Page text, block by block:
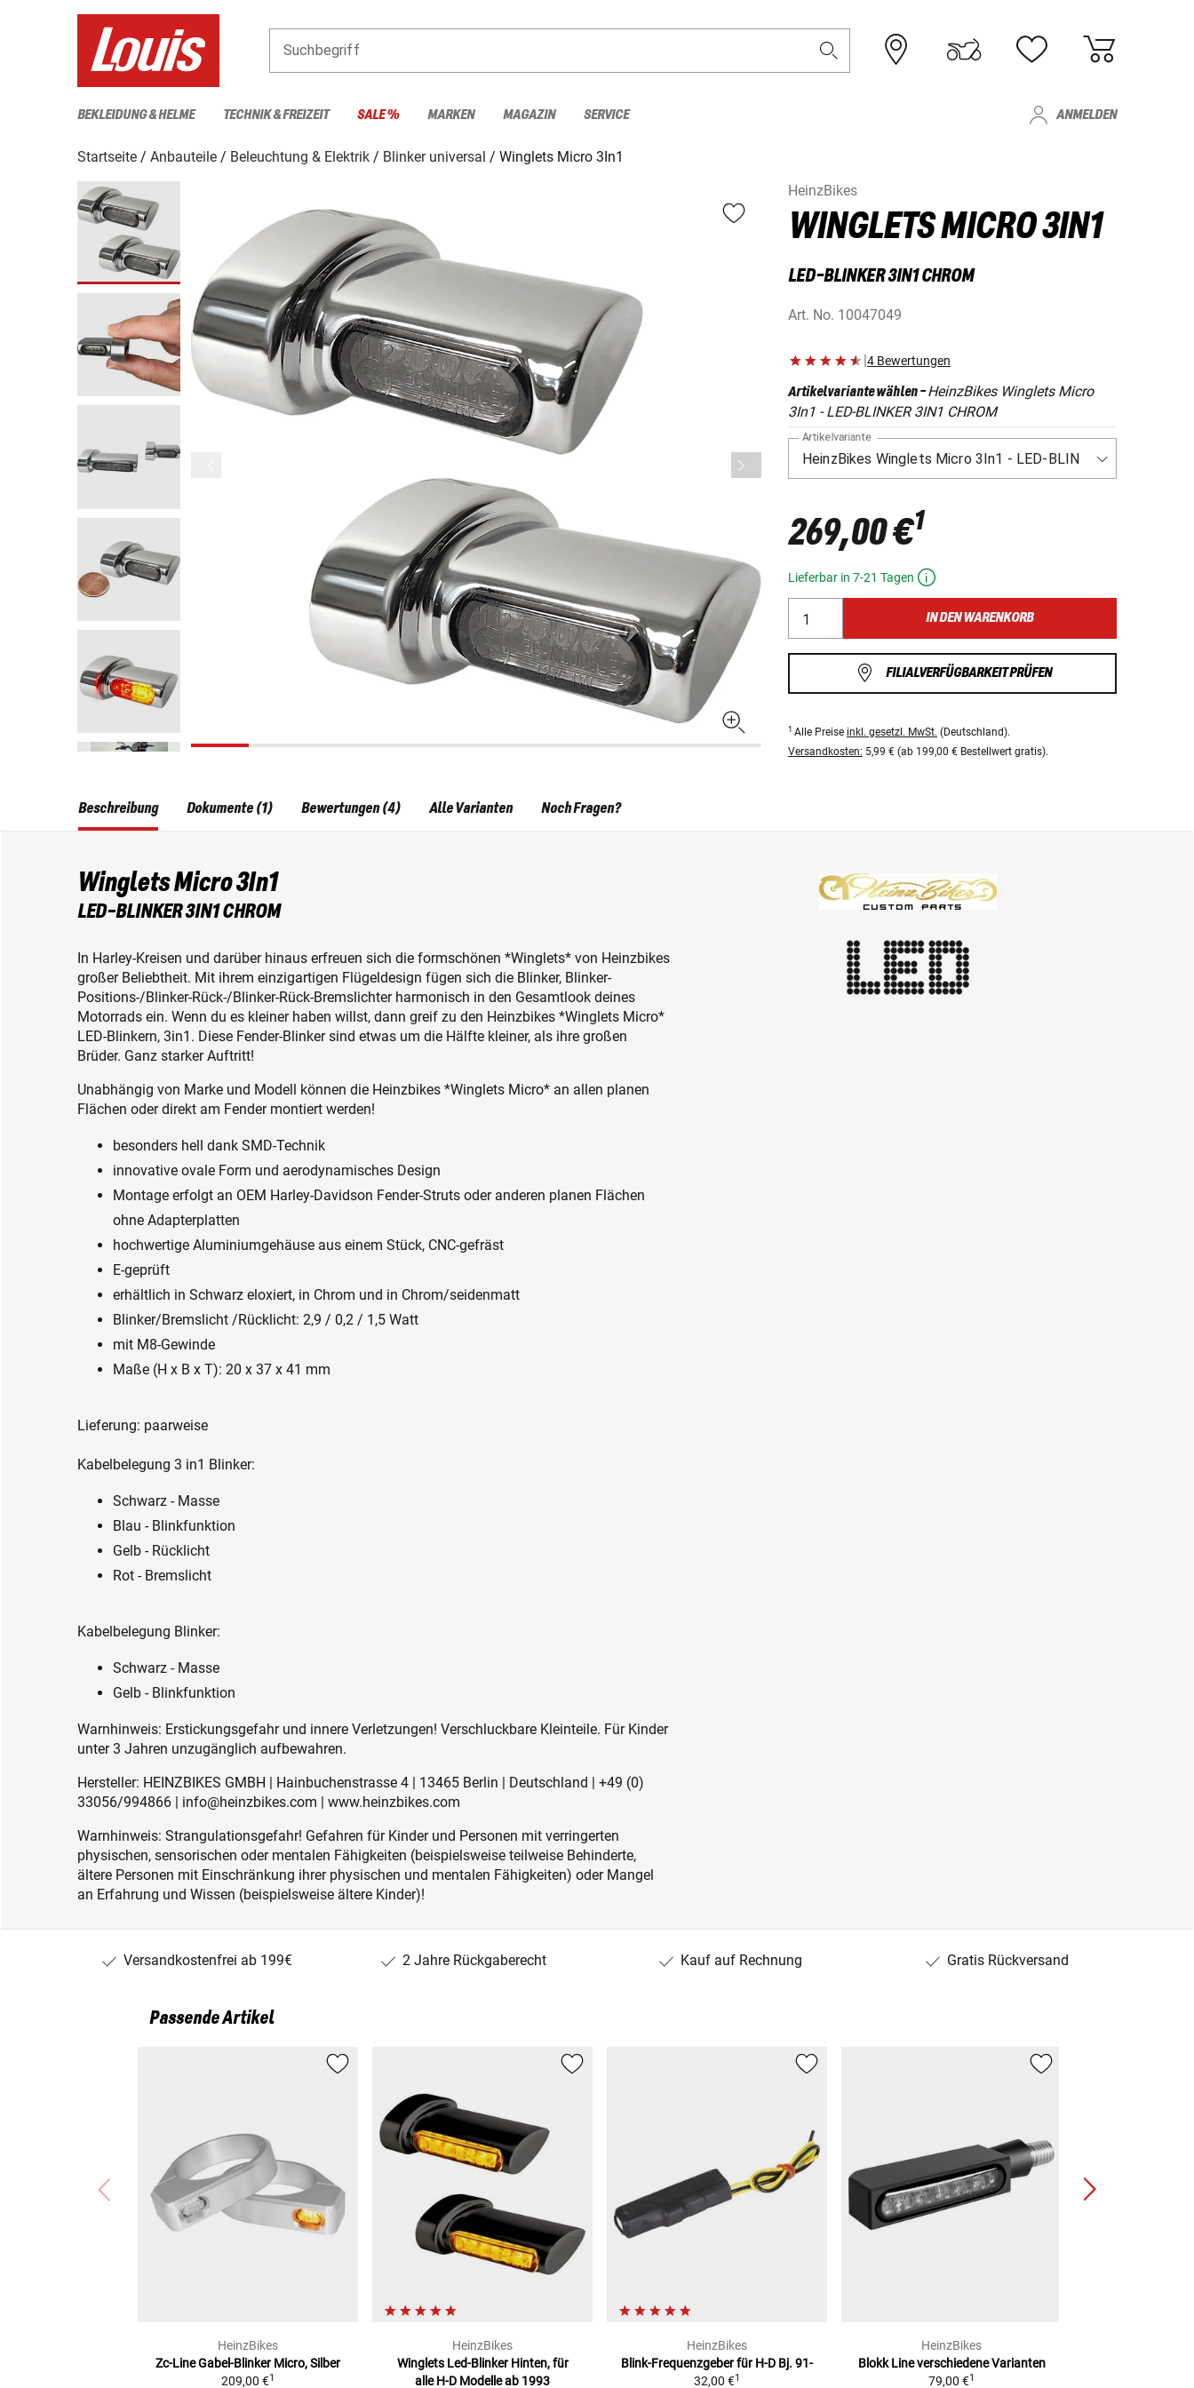
Suchbegriff
BEKLEIDUNG & HELME TECHNIK & FREIZEIT SALE % MARKEN MAGAZIN SERVICE ANMELDEN
Startseite Anbauteile Beleuchtung & Elektrik Blinker universal
Winglets Micro 3In1
HeinzBikes
WINGLETS MICRO 3IN1
LED-BLINKER 3IN1 CHROM
Art. No. 10047049
|4 Bewertungen
Artikelvariante wählen-HeinzBikes Winglets Micro
3In1 - LED-BLINKER 3IN1 CHROM
Artikelvariante
269,00 €1
Lieferbar in 7-21 Tagen
IN DEN WARENKORB
FILIALVERFÜGBARKEIT PRÜFEN
1 Alle Preise inkl. gesetzl. MwSt. (Deutschland).
Versandkosten: 5,99 € (ab 199,00 € Bestellwert gratis).
Beschreibung
Winglets Micro 3In1
LED-BLINKER 3IN1 CHROM
In Harley-Kreisen und darüber hinaus erfreuen sich die formschönen *Winglets* von Heinzbikes
großer Beliebtheit. Mit ihrem einzigartigen Flügeldesign fügen sich die Blinker, Blinker-
Positions-/Blinker-Rück-/Blinker-Rück-Bremslichter harmonisch in den Gesamtlook deines
Motorrads ein. Wenn du es kleiner haben willst, dann greif zu den Heinzbikes *Winglets Micro*
LED-Blinkern, 3in1. Diese Fender-Blinker sind etwas um die Hälfte kleiner, als ihre großen
Brüder. Ganz starker Auftritt!
Unabhängig von Marke und Modell können die Heinzbikes *Winglets Micro* an allen planen
Flächen oder direkt am Fender montiert werden!
besonders hell dank SMD-Technik
innovative ovale Form und aerodynamisches Design
Montage erfolgt an OEM Harley-Davidson Fender-Struts oder anderen planen Flächen
ohne Adapterplatten
hochwertige Aluminiumgehäuse aus einem Stück, CNC-gefräst
E-geprüft
erhältlich in Schwarz eloxiert, in Chrom und in Chrom/seidenmatt
Blinker/Bremslicht /Rücklicht: 2,9 / 0,2 / 1,5 Watt
mit M8-Gewinde
Maße (H x B x T): 20 x 37 x 41 mm
Lieferung: paarweise
Kabelbelegung 3 in1 Blinker:
Schwarz - Masse
Blau - Blinkfunktion
Gelb - Rücklicht
Rot - Bremslicht
Kabelbelegung Blinker:
Schwarz - Masse
Gelb - Blinkfunktion
Warnhinweis: Erstickungsgefahr und innere Verletzungen! Verschluckbare Kleinteile. Für Kinder
unter 3 Jahren unzugänglich aufbewahren.
Hersteller: HEINZBIKES GMBH | Hainbuchenstrasse 4 | 13465 Berlin | Deutschland | +49 (0)
33056/994866 | info@heinzbikes.com | www.heinzbikes.com
Warnhinweis: Strangulationsgefahr! Gefahren für Kinder und Personen mit verringerten
physischen, sensorischen oder mentalen Fähigkeiten (beispielsweise teilweise Behinderte,
ältere Personen mit Einschränkung ihrer physischen und mentalen Fähigkeiten) oder Mangel
an Erfahrung und Wissen (beispielsweise ältere Kinder)!
Dokumente (1) Bewertungen (4) Alle Varianten Noch Fragen?
Versandkostenfrei ab 199€ 2 Jahre Rückgaberecht Kauf auf Rechnung Gratis Rückversand
Passende Artikel
HeinzBikes
Zc-Line Gabel-Blinker Micro, Silber
209,00 €1
HeinzBikes
Winglets Led-Blinker Hinten, für
alle H-D Modelle ab 1993
HeinzBikes
Blink-Frequenzgeberfür H-D Bj. 91-
32,00 €1
HeinzBikes
Blokk Line verschiedene Varianten
79,00 €1